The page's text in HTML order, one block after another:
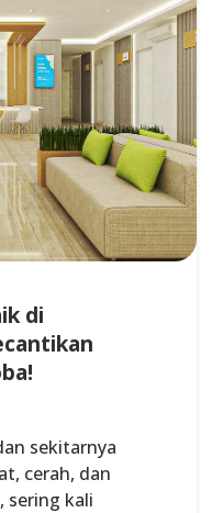
di
sekitarnya
cerah, dan
sering kali